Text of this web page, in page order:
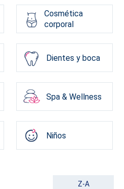
Cosmética
corporal
Dientes y boca
Spa & Wellness
Niños
Z-A